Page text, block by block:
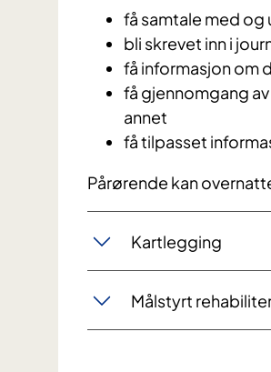
få samtale med og
bli skrevet inn i
få informasjon om
få gjennomgang
annet
få tilpasset
Pårørende kan
Kartlegging
Målstyrt